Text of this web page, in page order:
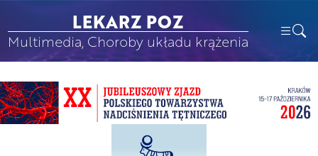
LEKARZ POZ
Multimedia, Choroby układu krążenia